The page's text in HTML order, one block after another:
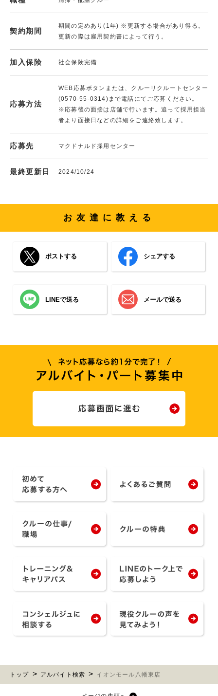
契約期間
期間の定めあり(1年) ※更新する場合があり得る。
更新の際は雇用契約書によって行う。
加入保険 社会保険完備
応募方法
WEB応募ボタンまたは、クルーリクルートセンター
(0570-55-0314)まで電話にてご応募ください。
※応募後の面接は店舗で行います。追って採用担当
者より面接日などの詳細をご連絡致します。
応募先 マクドナルド採用センター
最終更新日 2024/10/24
お友達に教える
ポストする シェアする
LINEで送る メールで送る
トップ アルバイト検索 イオンモール八幡東店